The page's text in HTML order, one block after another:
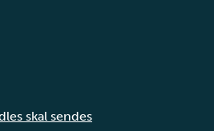
skal sendes